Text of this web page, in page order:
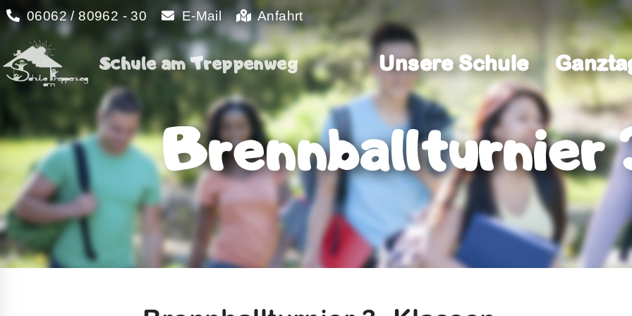
06062 / 80962 - 30 E-Mail Anfahrt
Schule am Treppenweg Unsere Schule
Schule am Treppenweg Unsere Schule
Brennballturnier